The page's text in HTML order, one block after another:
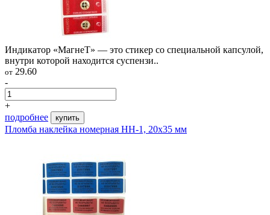
Индикатор «МагнеТ» — это стикер со специальной капсулой,
внутри которой находится суспензи..
от 29.60
-
+
подробнее
купить
Пломба наклейка номерная НН-1, 20x35 мм